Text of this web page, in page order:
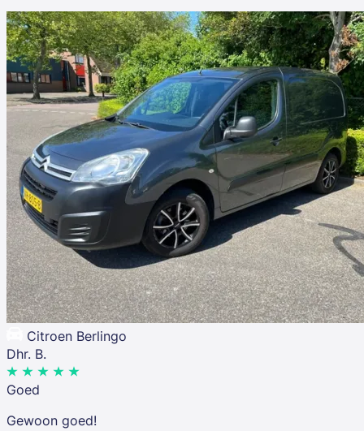
Citroen Berlingo
Dhr. B.
Goed
Gewoon goed!